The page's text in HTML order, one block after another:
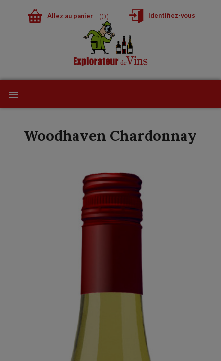
0
Allez au panier Identifiez-vous
Woodhaven Chardonnay